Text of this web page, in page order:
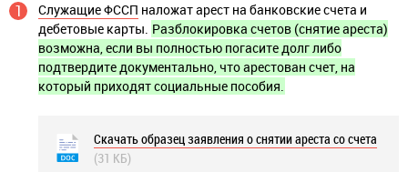
Служащие ФССП наложат арест на банковские счета и
дебетовые карты. Разблокировка счетов (снятие ареста)
возможна, если вы полностью погасите долг либо
подтвердите документально, что арестован счет, на
который приходят социальные пособия.
Скачать образец заявления о снятии ареста со счета
(31 КБ)